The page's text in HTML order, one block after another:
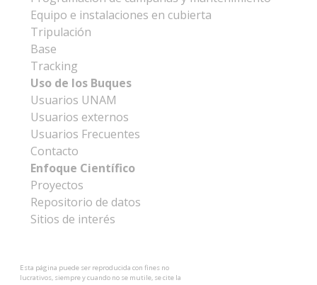
Equipo e instalaciones en cubierta
Tripulación
Base
Tracking
Uso de los Buques
Usuarios UNAM
Usuarios externos
Usuarios Frecuentes
Contacto
Enfoque Científico
Proyectos
Repositorio de datos
Sitios de interés
Esta página puede ser reproducida con fines no
lucrativos, siempre y cuando no se mutile, se cite la